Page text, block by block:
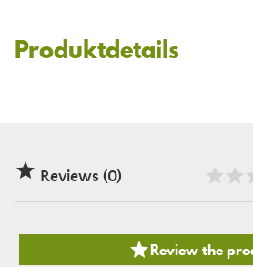
Produktdetails
 Reviews (0)
Review the